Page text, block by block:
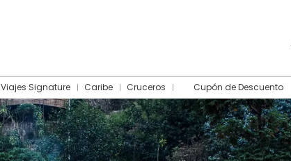
Viajes Signature Caribe Cruceros Cupón de Descuento